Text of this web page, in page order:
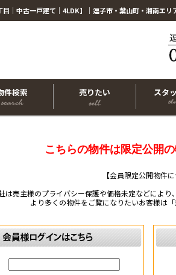
件検索 売りたい スタ
こちらの物件は限定公開の
【会員限定公開物件に
は売主様のプライバシー保護や価格未定などにより
より多くの物件をご覧になりたいお客様は